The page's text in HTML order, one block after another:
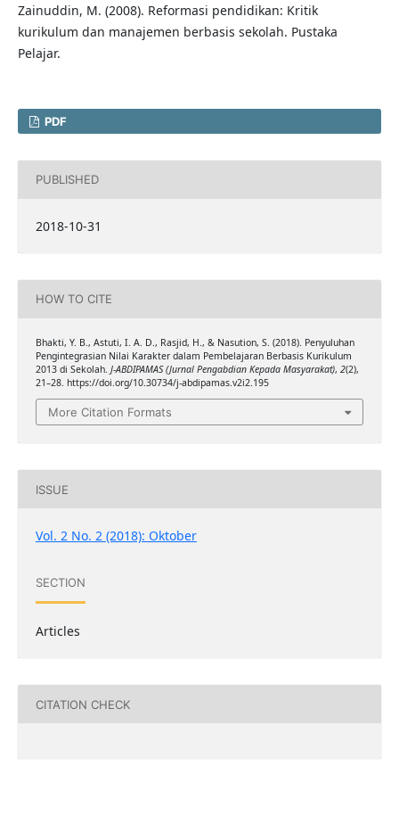
Zainuddin, M. (2008). Reformasi pendidikan: Kritik
kurikulum dan manajemen berbasis sekolah. Pustaka
Pelajar.
PDF
PUBLISHED
2018-10-31
HOW TO CITE
Bhakti, Y. B., Astuti, I. A. D., Rasjid, H., & Nasution, S. (2018). Penyuluhan
Pengintegrasian Nilai Karakter dalam Pembelajaran Berbasis Kurikulum
2013 di Sekolah. J-ABDIPAMAS (Jurnal Pengabdian Kepada Masyarakat), 2(2),
21–28. https://doi.org/10.30734/j-abdipamas.v2i2.195
More Citation Formats
ISSUE
Vol. 2 No. 2 (2018): Oktober
SECTION
Articles
CITATION CHECK